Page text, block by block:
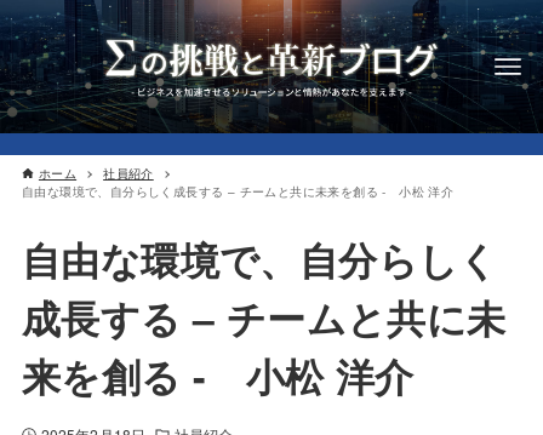
ホーム
社員紹介
自由な環境で、自分らしく成長する – チームと共に未来を創る - 小松 洋介
自由な環境で、自分らしく
成長する – チームと共に未
来を創る - 小松 洋介